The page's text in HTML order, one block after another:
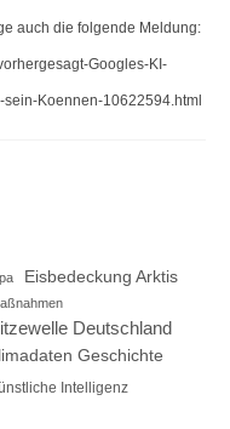
auch die folgende Meldung:
Googles-KI-
Koennen-10622594.html
Eisbedeckung Arktis
Deutschland
Geschichte
Intelligenz